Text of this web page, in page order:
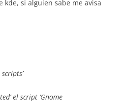
kde, si alguien sabe me avisa
el script ‘Gnome